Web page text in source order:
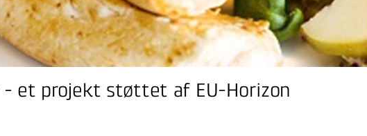
- et projekt støttet af EU-Horizon